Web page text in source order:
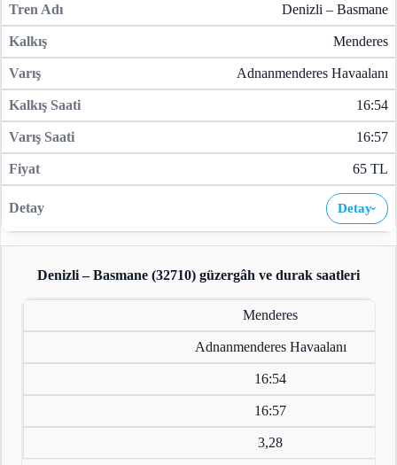
Denizli – Basmane
Menderes
Adnanmenderes Havaalanı
16:54
16:57
65 TL
Detay›
Denizli – Basmane (32710) güzergâh ve durak saatleri
Menderes
Adnanmenderes Havaalanı
16:54
16:57
3,28